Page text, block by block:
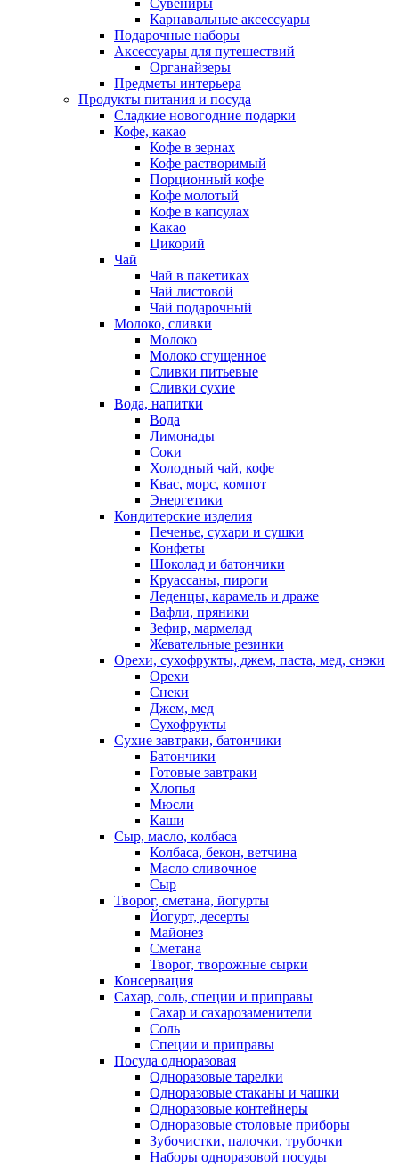
Сувениры
Карнавальные аксессуары
Подарочные наборы
Аксессуары для путешествий
Органайзеры
Предметы интерьера
Продукты питания и посуда
Сладкие новогодние подарки
Кофе, какао
Кофе в зернах
Кофе растворимый
Порционный кофе
Кофе молотый
Кофе в капсулах
Какао
Цикорий
Чай
Чай в пакетиках
Чай листовой
Чай подарочный
Молоко, сливки
Молоко
Молоко сгущенное
Сливки питьевые
Сливки сухие
Вода, напитки
Вода
Лимонады
Соки
Холодный чай, кофе
Квас, морс, компот
Энергетики
Кондитерские изделия
Печенье, сухари и сушки
Конфеты
Шоколад и батончики
Круассаны, пироги
Леденцы, карамель и драже
Вафли, пряники
Зефир, мармелад
Жевательные резинки
Орехи, сухофрукты, джем, паста, мед, снэки
Орехи
Снеки
Джем, мед
Сухофрукты
Сухие завтраки, батончики
Батончики
Готовые завтраки
Хлопья
Мюсли
Каши
Сыр, масло, колбаса
Колбаса, бекон, ветчина
Масло сливочное
Сыр
Творог, сметана, йогурты
Йогурт, десерты
Майонез
Сметана
Творог, творожные сырки
Консервация
Сахар, соль, специи и приправы
Сахар и сахарозаменители
Соль
Специи и приправы
Посуда одноразовая
Одноразовые тарелки
Одноразовые стаканы и чашки
Одноразовые контейнеры
Одноразовые столовые приборы
Зубочистки, палочки, трубочки
Наборы одноразовой посуды